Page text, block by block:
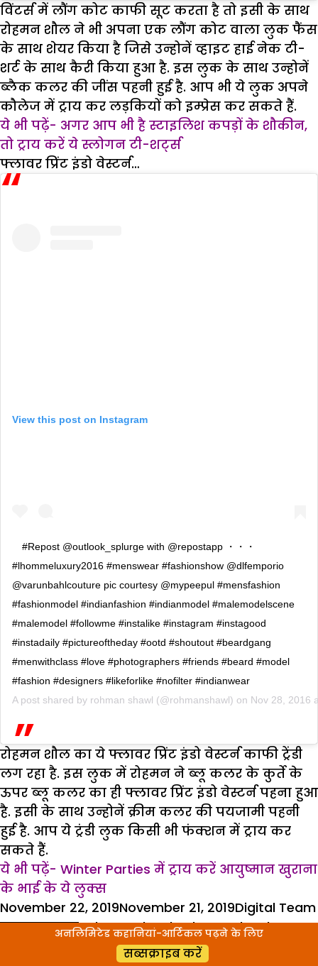
विंटर्स में लौंग कोट काफी सूट करता है तो इसी के साथ
रोहमन शौल ने भी अपना एक लौंग कोट वाला लुक फैंस
के साथ शेयर किया है जिसे उन्होनें व्हाइट हाई नेक टी-
शर्ट के साथ कैरी किया हुआ है. इस लुक के साथ उन्होनें
ब्लैक कलर की जींस पहनी हुई है. आप भी ये लुक अपने
कौलेज में ट्राय कर लड़कियों को इम्प्रेस कर सकते हैं.
ये भी पढ़ें- अगर आप भी है स्टाइलिश कपड़ों के शौकीन,
तो ट्राय करें ये स्लोगन टी-शर्ट्स
फ्लावर प्रिंट इंडो वेस्टर्न…
View this post on Instagram
#Repost @outlook_splurge with @repostapp ・・・
#lhommeluxury2016 #menswear #fashionshow @dlfemporio
@varunbahlcouture pic courtesy @mypeepul #mensfashion
#fashionmodel #indianfashion #indianmodel #malemodelscene
#malemodel #followme #instalike #instagram #instagood
#instadaily #pictureoftheday #ootd #shoutout #beardgang
#menwithclass #love #photographers #friends #beard #model
#fashion #designers #likeforlike #nofilter #indianwear
A post shared by rohman shawl (@rohmanshawl) on Nov 28, 2016
रोहमन शौल का ये फ्लावर प्रिंट इंडो वेस्टर्न काफी ट्रेंडी
लग रहा है. इस लुक में रोहमन ने ब्लू कलर के कुर्ते के
ऊपर ब्लू कलर का ही फ्लावर प्रिंट इंडो वेस्टर्न पहना हुआ
है. इसी के साथ उन्होनें क्रीम कलर की पयजामी पहनी
हुई है. आप ये ट्रंडी लुक किसी भी फंक्शन में ट्राय कर
सकते हैं.
ये भी पढ़ें- Winter Parties में ट्राय करें आयुष्मान खुराना
के भाई के ये लुक्स
Posted
on
November 22, 2019November 21, 2019Author
Digital Team
लाइफस्टाइलTags
Rohman shawl,rohman shawl
rohman shawl looks,rohman shawl
अनलिमिटेड कहानियां-आर्टिकल पढ़ने के लिए
सब्सक्राइब करें